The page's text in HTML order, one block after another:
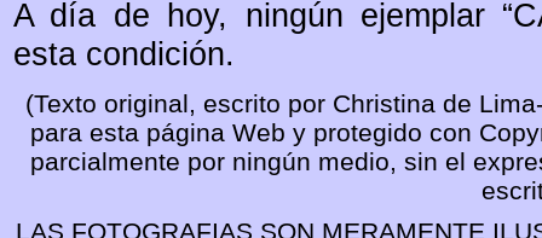
A día de hoy, ningún ejemplar
esta condición.
(Texto original, escrito por Christina de
para esta página Web y protegido con
parcialmente por ningún medio, sin el
LAS FOTOGRAFIAS SON MERAMENTE